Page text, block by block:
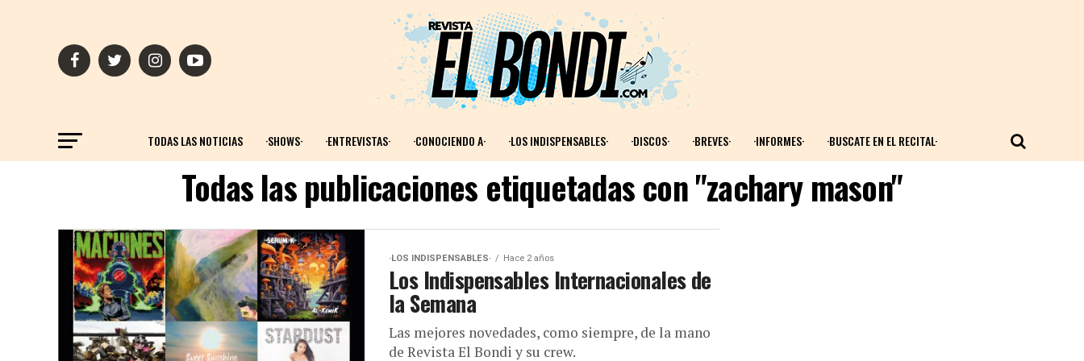
TODAS LAS NOTICIAS ·SHOWS· ·ENTREVISTAS· ·CONOCIENDO A· ·LOS INDISPENSABLES· ·DISCOS· ·BREVES· ·INFORMES· ·BUSCATE EN EL RECITAL·
Todas las publicaciones etiquetadas con "zachary mason"
·LOS INDISPENSABLES· Hace 2 años
Los Indispensables Internacionales de
la Semana
Las mejores novedades, como siempre, de la mano
de Revista El Bondi y su crew.